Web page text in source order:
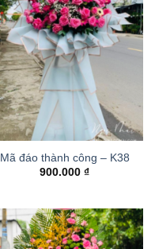
Mã đáo thành công – K38
900.000 ₫